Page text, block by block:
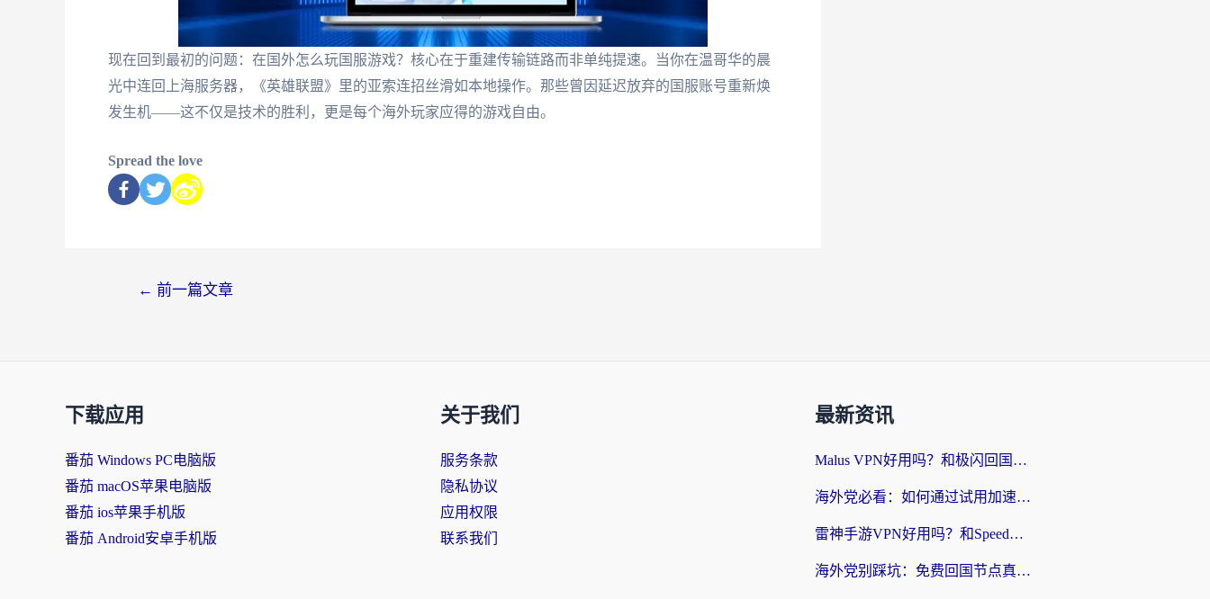
现在回到最初的问题：在国外怎么玩国服游戏？核心在于重建传输链路而非单纯提速。当你在温哥华的晨
光中连回上海服务器，《英雄联盟》里的亚索连招丝滑如本地操作。那些曾因延迟放弃的国服账号重新焕
发生机——这不仅是技术的胜利，更是每个海外玩家应得的游戏自由。
Spread the love
← 前一篇文章
下载应用
番茄 Windows PC电脑版
番茄 macOS苹果电脑版
番茄 ios苹果手机版
番茄 Android安卓手机版
关于我们
服务条款
隐私协议
应用权限
联系我们
最新资讯
Malus VPN好用吗？和极闪回国VPN对比哪个回国效果更好？海外党亲测3款加速器+避坑指南
海外党必看：如何通过试用加速器解决国内APP地区限制？附2026最新对比测评
雷神手游VPN好用吗？和SpeedCN VPN对比哪个回国效果更好？海外党亲测3款加速器+避坑指南
海外党别踩坑：免费回国节点真的靠谱吗？教你选对加速器无缝访问国内资源